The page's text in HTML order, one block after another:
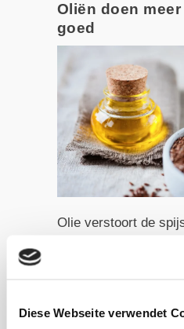
Diese Webseite verwendet
Oliën doen
goed
Olie verstoort de